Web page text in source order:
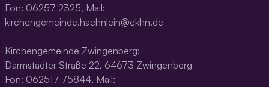
Fon: 06257 2325, Mail:
kirchengemeinde.haehnlein@ekhn.de
Kirchengemeinde Zwingenberg:
Darmstädter Straße 22, 64673 Zwingenberg
Fon: 06251 / 75844, Mail: